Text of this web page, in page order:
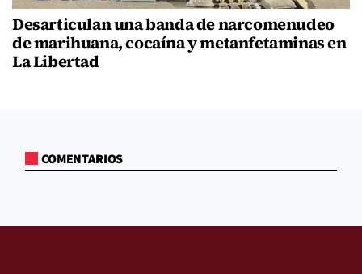
Desarticulan una banda de narcomenudeo
de marihuana, cocaína y metanfetaminas en
La Libertad
COMENTARIOS